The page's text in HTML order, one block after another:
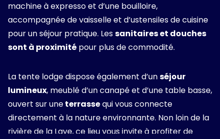
machine à expresso et d’une bouilloire,
accompagnée de vaisselle et d’ustensiles de cuisine
pour un séjour pratique. Lessanitaires et douches
sont à proximité pour plus de commodité.
La tente lodge dispose également d’unséjour
lumineux, meublé d’un canapé et d’une table basse,
ouvert sur uneterrassequi vous connecte
directement à la nature environnante. Non loin de la
rivière de la Laye, ce lieu vous invite à profiter de